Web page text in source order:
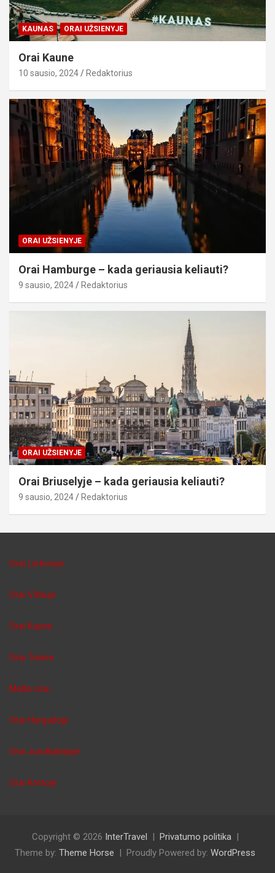
KAUNAS ORAI UŽSIENYJE
Orai Kaune
10 sausio, 2024 Redaktorius
ORAI UŽSIENYJE
Orai Hamburge – kada geriausia keliauti?
9 sausio, 2024 Redaktorius
ORAI UŽSIENYJE
Orai Briuselyje – kada geriausia keliauti?
9 sausio, 2024 Redaktorius
Orai Lietuvoje
Orai Vilniuje
Orai Kaune
Orai Tunise
Malta orai
Orai Hurgadoje
Orai Juodkalnijoje
Orai Kretoje
Copyright © 2026 InterTravel
Privatumo politika
Theme by: Theme Horse Proudly Powered by: WordPress